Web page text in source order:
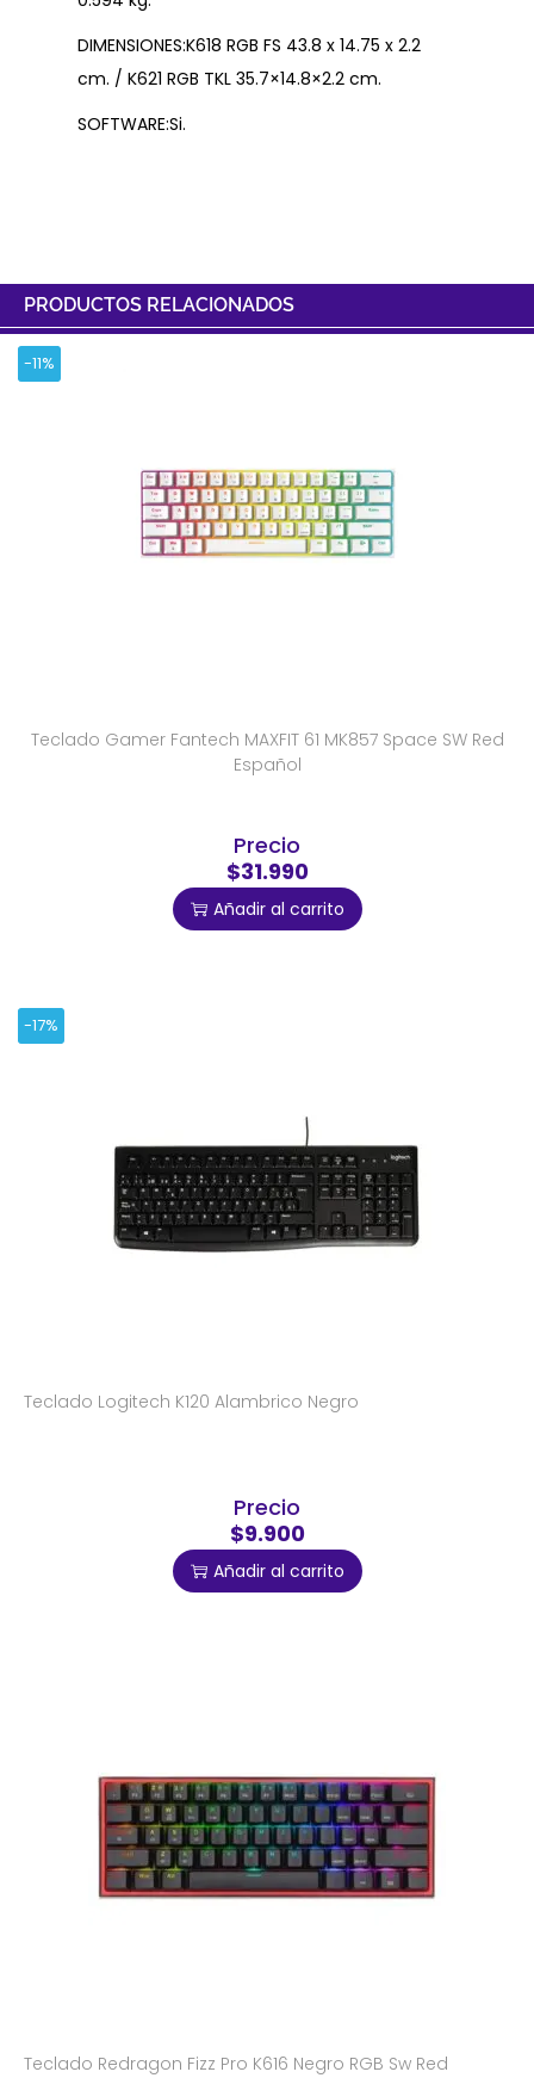
DIMENSIONES:K618 RGB FS 43.8 x 14.75 x 2.2
cm. / K621 RGB TKL 35.7×14.8×2.2 cm.
SOFTWARE:Si.
PRODUCTOS RELACIONADOS
-11%
Teclado Gamer Fantech MAXFIT 61 MK857 Space SW Red
Español
Precio
$31.990
Añadir al carrito
-17%
Teclado Logitech K120 Alambrico Negro
Precio
$9.900
Añadir al carrito
Teclado Redragon Fizz Pro K616 Negro RGB Sw Red